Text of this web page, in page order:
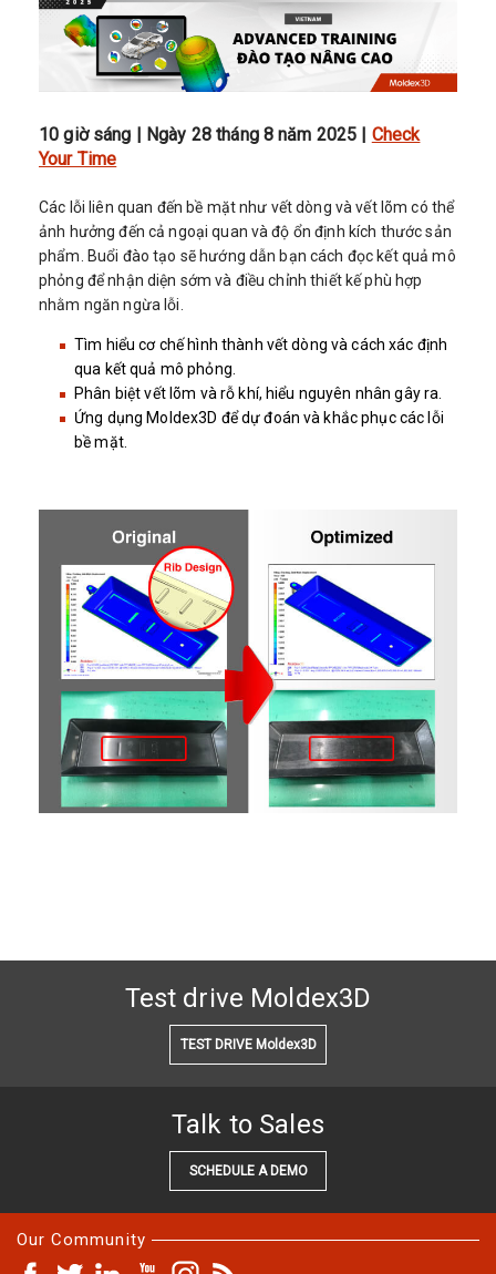
10 giờ sáng | Ngày 28 tháng 8 năm 2025 | Check
Your Time
Các lỗi liên quan đến bề mặt như vết dòng và vết lõm có thể
ảnh hưởng đến cả ngoại quan và độ ổn định kích thước sản
phẩm. Buổi đào tạo sẽ hướng dẫn bạn cách đọc kết quả mô
phỏng để nhận diện sớm và điều chỉnh thiết kế phù hợp
nhằm ngăn ngừa lỗi.
Tìm hiểu cơ chế hình thành vết dòng và cách xác định
qua kết quả mô phỏng.
Phân biệt vết lõm và rỗ khí, hiểu nguyên nhân gây ra.
Ứng dụng Moldex3D để dự đoán và khắc phục các lỗi
bề mặt.
Test drive Moldex3D
TEST DRIVE Moldex3D
Talk to Sales
SCHEDULE A DEMO
Our Community